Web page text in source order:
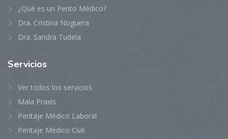
¿Qué es un Perito Médico?
Dra. Cristina Noguera
Dra. Sandra Tudela
Servicios
Ver todos los servicios
Mala Praxis
Peritaje Médico Laboral
Peritaje Médico Civil